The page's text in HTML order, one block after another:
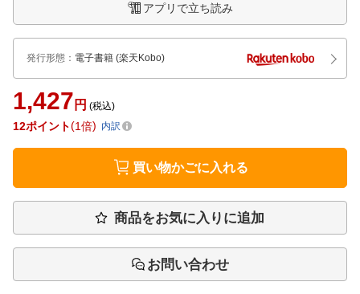
アプリで立ち読み
発行形態 ： 電子書籍 (楽天Kobo)
1,427 円 (税込)
12ポイント 1倍 内訳
買い物かごに入れる
商品をお気に入りに追加
お問い合わせ